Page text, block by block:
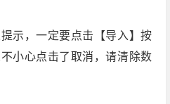
示，一定要点击【导入】按
小心点击了取消，请清除数